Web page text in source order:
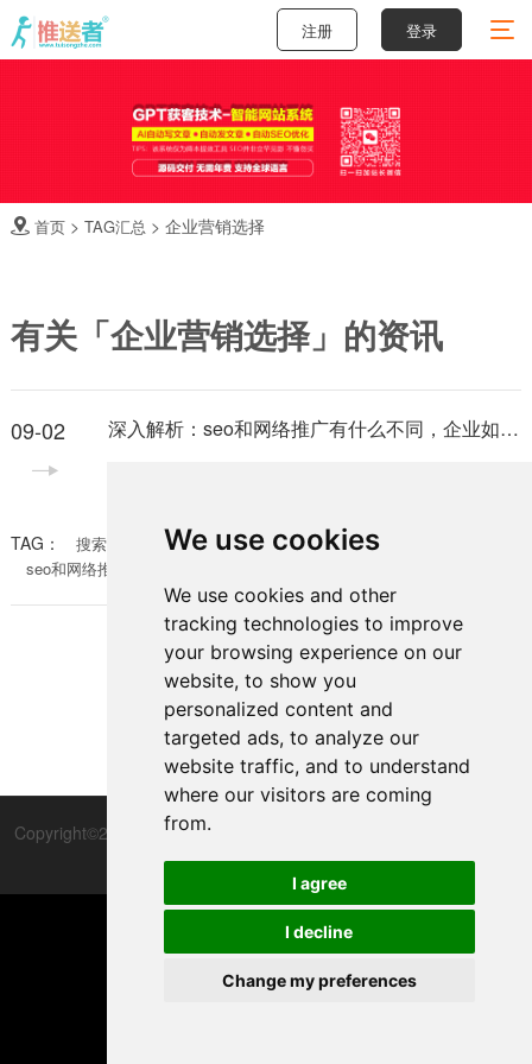
We use cookies
We use cookies and other
tracking technologies to improve
your browsing experience on our
website, to show you
personalized content and
targeted ads, to analyze our
website traffic, and to understand
where our visitors are coming
from.
I agree
I decline
Change my preferences
登录
注册
 首页> TAG汇总 > 企业营销选择
有关「企业营销选择」的资讯
09-02 深入解析：seo和网络推广有什么不同，企业如何选择更有效？
回事。但实际上，seo和网络推广有什么不同是一个值得
深入探讨的话题。简单来说，seo侧重于通过优化网站内
期、可持续的流量；而网络推广则是一个更广泛的术
语，涵盖多种付费和免费手段，如社交媒体广告、电
TAG： 搜索引擎优化 网络推广方法
数字营销策略
seo和网络推广有什么不同
1
Copyright©2012-2025 上海优槃网络科技有限公司版权所有
与协议 备案号：沪ICP备16031230号-2